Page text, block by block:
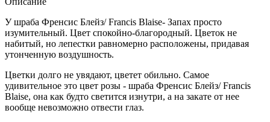
У шраба Френсис Блейз/ Francis Blaise- Запах просто
изумительный. Цвет спокойно-благородный. Цветок не
набитый, но лепестки равномерно расположены, придавая
утонченную воздушность.
Цветки долго не увядают, цветет обильно. Самое
удивительное это цвет розы - шраба Френсис Блейз/ Francis
Blaise, она как будто светится изнутри, а на закате от нее
вообще невозможно отвести глаз.